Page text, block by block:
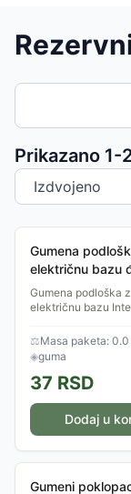
Prikazano 1-
Sortiranje
Gumena
električnu bazu
Gumena podloška
električnu bazu
kompatibilnost
⚖Masa paketa:
◈guma
37 RSD
Dodaj u
Gumeni